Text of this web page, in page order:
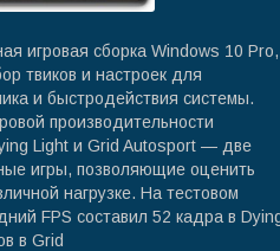
игровая сборка Windows 10 Pro,
твиков и настроек для
и быстродействия системы.
производительности
Light и Grid Autosport — две
игры, позволяющие оценить
нагрузке. На тестовом
FPS составил 52 кадра в
в Grid